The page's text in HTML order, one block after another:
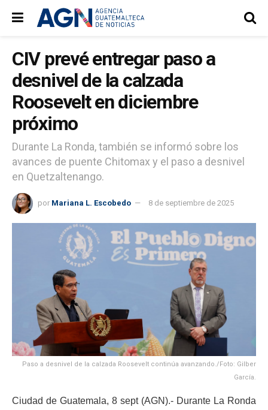
CIV prevé entregar paso a
desnivel de la calzada
Roosevelt en diciembre
próximo
Durante La Ronda, también se informó sobre los
avances de puente Chitomax y el paso a desnivel
en Quetzaltenango.
por Mariana L. Escobedo 8 de septiembre de 2025
Paso a desnivel de la calzada Roosevelt continúa avanzando./Foto: Gilber
García.
Ciudad de Guatemala, 8 sept (AGN).- Durante La Ronda